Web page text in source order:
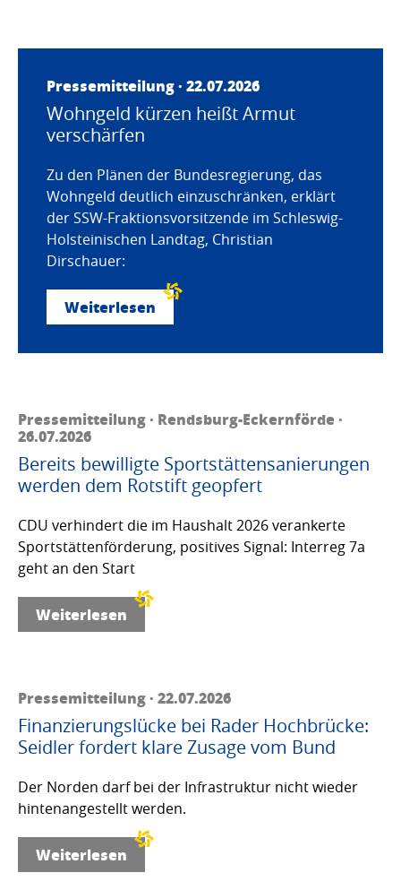
Pressemitteilung · 22.07.2026
Wohngeld kürzen heißt Armut
verschärfen
Zu den Plänen der Bundesregierung, das
Wohngeld deutlich einzuschränken, erklärt
der SSW-Fraktionsvorsitzende im Schleswig-
Holsteinischen Landtag, Christian
Dirschauer:
Weiterlesen
Pressemitteilung · Rendsburg-Eckernförde ·
26.07.2026
Bereits bewilligte Sportstättensanierungen
werden dem Rotstift geopfert
CDU verhindert die im Haushalt 2026 verankerte
Sportstättenförderung, positives Signal: Interreg 7a
geht an den Start
Weiterlesen
Pressemitteilung · 22.07.2026
Finanzierungslücke bei Rader Hochbrücke:
Seidler fordert klare Zusage vom Bund
Der Norden darf bei der Infrastruktur nicht wieder
hintenangestellt werden.
Weiterlesen